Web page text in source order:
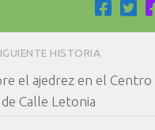
HISTORIA
el ajedrez en el Centro
de Calle Letonia